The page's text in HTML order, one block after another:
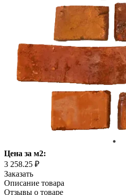
Цена за м2:
3 258.25 ₽
Заказать
Описание товара
Отзывы о товаре